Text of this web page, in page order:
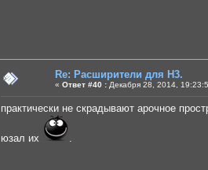
Re: Расширители для Н3.
« Ответ #40 : Декабря 28, 2014,
практически не скрадывают арочное
юзал их